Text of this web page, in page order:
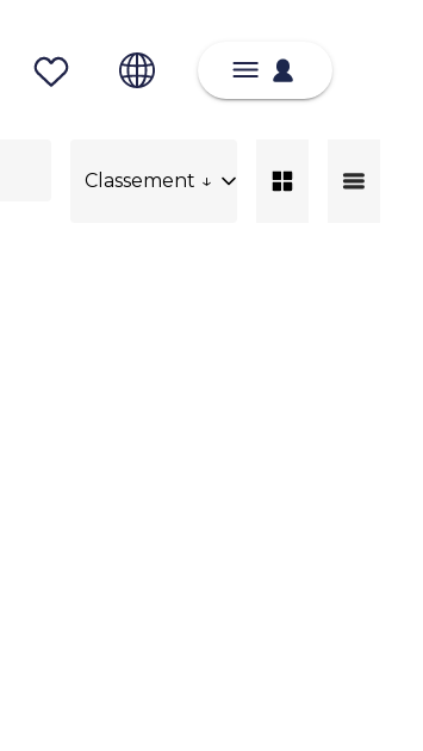
Classement ↓